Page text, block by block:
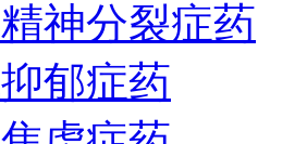
神分裂症药
郁症药